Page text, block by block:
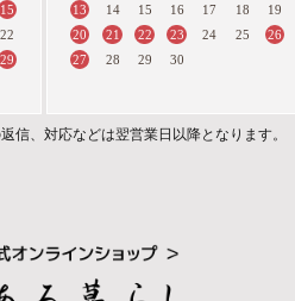
15
22
29
13
14 15 16 17 18
19
20
21 22 23 24 25
26
27
28 29 30
信、対応などは翌営業日以降となります。